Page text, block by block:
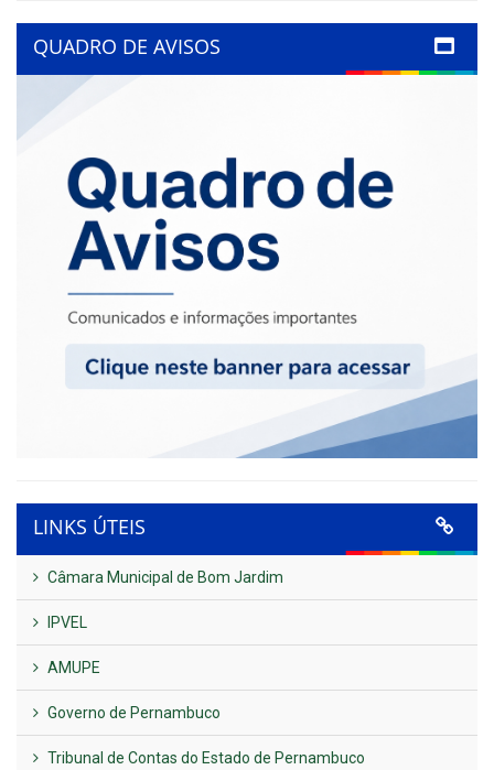
QUADRO DE AVISOS
LINKS ÚTEIS
Câmara Municipal de Bom Jardim
IPVEL
AMUPE
Governo de Pernambuco
Tribunal de Contas do Estado de Pernambuco